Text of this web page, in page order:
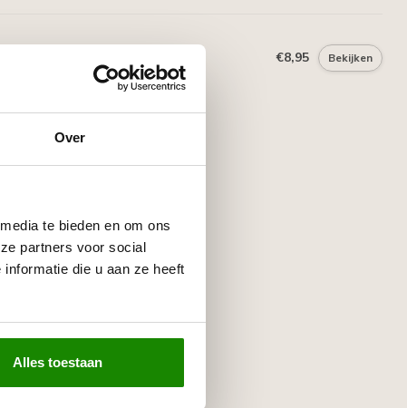
Over
te bieden en om ons
partners voor social
die u aan ze heeft
Alles toestaan
€8,95 Bekijken